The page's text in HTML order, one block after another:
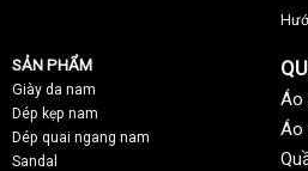
SẢN PHẨM
Giày da nam
Dép kẹp nam
Dép quai ngang nam
Sandal
Áo
Áo